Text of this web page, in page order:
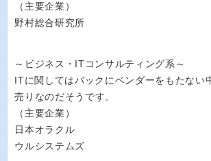
（主要企業）
野村総合研究所
～ビジネス・ITコンサルティング系～
ITに関してはバックにベンダーをもたない
売りなのだそうです。
（主要企業）
日本オラクル
ウルシステムズ